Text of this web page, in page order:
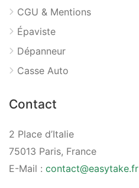
CGU & Mentions
Épaviste
Dépanneur
Casse Auto
Contact
2 Place d’Italie
75013 Paris, France
E-Mail : contact@easytake.fr